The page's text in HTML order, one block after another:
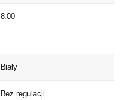
8.00
Biały
Bez regulacji